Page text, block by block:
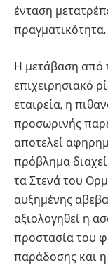
ένταση
πραγματικότητα.
Η μετάβαση από
επιχειρησιακό
εταιρεία, η
προσωρινής
αποτελεί
πρόβλημα
τα Στενά του
αυξημένης
αξιολογηθεί η
προστασία του
παράδοσης και η